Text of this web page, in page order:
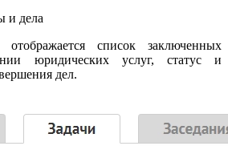
и дела
список заключенных
юридических услуг, статус и
дел.